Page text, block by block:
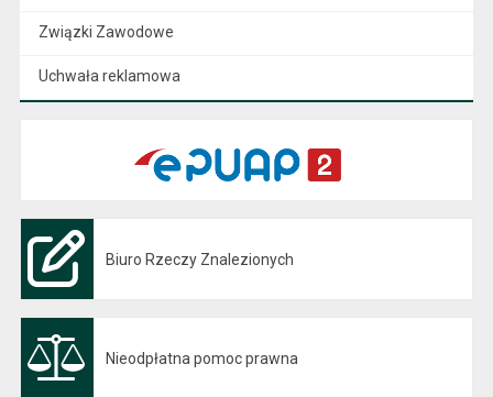
Związki Zawodowe
Uchwała reklamowa
Biuro Rzeczy Znalezionych
Nieodpłatna pomoc prawna